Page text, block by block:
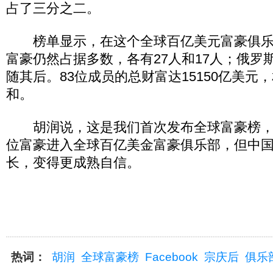
占了三分之二。
榜单显示，在这个全球百亿美元富豪俱
富豪仍然占据多数，各有27人和17人；俄罗
随其后。83位成员的总财富达15150亿美元
和。
胡润说，这是我们首次发布全球富豪榜
位富豪进入全球百亿美金富豪俱乐部，但中
长，变得更成熟自信。
热词： 胡润 全球富豪榜 Facebook 宗庆后 俱乐